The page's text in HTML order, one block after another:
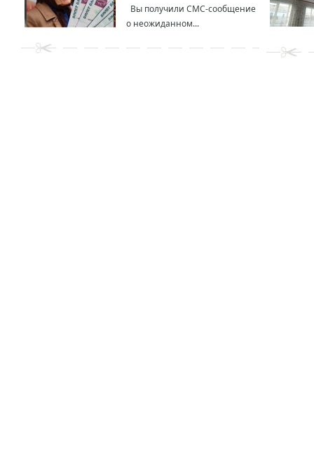
Вы получили СМС-сообщение
о неожиданном...